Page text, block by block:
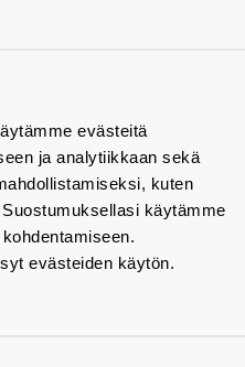
evästeitä
ja analytiikkaan sekä
kuten
käytämme
evästeiden käytön.